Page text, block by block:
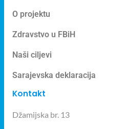
O projektu
Zdravstvo u FBiH
Naši ciljevi
Sarajevska deklaracija
Kontakt
Džamijska br. 13